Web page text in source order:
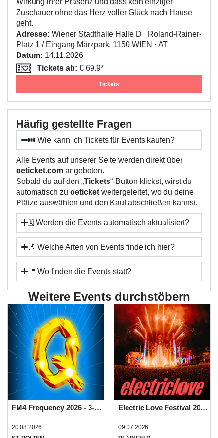
Zuschauer ohne das Herz voller Glück nach Hause
geht.
Adresse: Wiener Stadthalle Halle D · Roland-Rainer-
Platz 1 / Eingang Märzpark, 1150 WIEN · AT
Datum: 14.11.2026
Tickets ab: € 69.9*
Tickets
Häufig gestellte Fragen
🎟️ Wie kann ich Tickets für Events kaufen?
Alle Events auf unserer Seite werden direkt über
oeticket.com angeboten.
Sobald du auf den „Tickets“-Button klickst, wirst du
automatisch zu oeticket weitergeleitet, wo du deine
Plätze auswählen und den Kauf abschließen kannst.
🗓️ Werden die Events automatisch aktualisiert?
🎶 Welche Arten von Events finde ich hier?
📍 Wo finden die Events statt?
Weitere Events durchstöbern
FM4 Frequency 2026 - 3-Tages-Festivalpass
20.08.2026
Electric Love Festival 2026 - Basic Camping
09.07.2026